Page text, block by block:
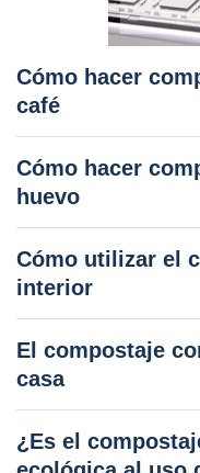
Cómo hacer
café
Cómo hacer
huevo
Cómo utilizar el
interior
El compostaje
casa
¿Es el